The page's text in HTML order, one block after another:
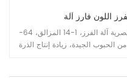
اللون فارز آلة
غروتيش الذرة لون فارز آلة، رغب كسد البصرية آلة الفرز، 1-14 المزالق، 64-
الحبوب الجيدة، زيادة إنتاج الذرة